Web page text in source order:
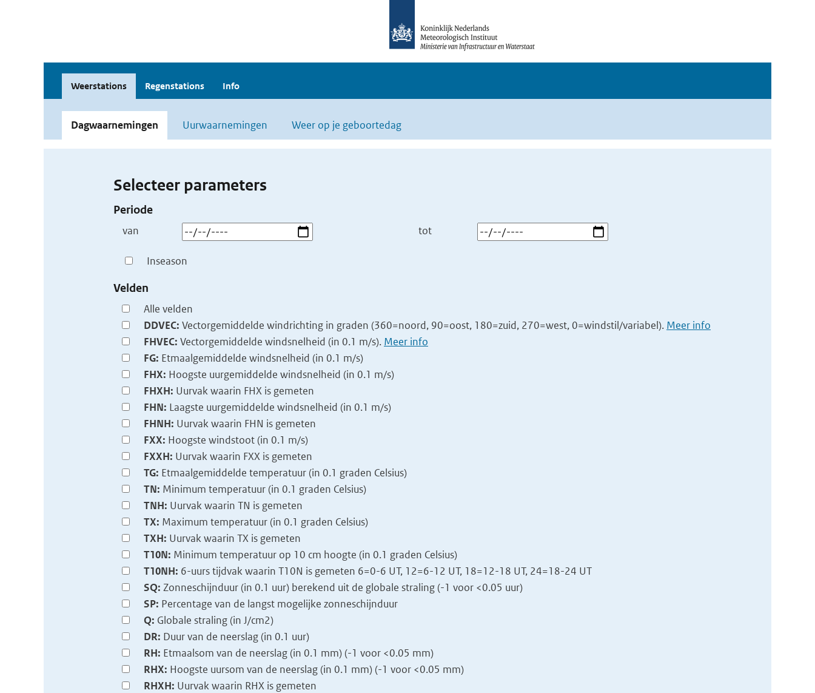
Weerstations Regenstations Info
Dagwaarnemingen Uurwaarnemingen Weer op je geboortedag
Selecteer parameters
Periode
van tot
Inseason
Velden
Alle velden
DDVEC: Vectorgemiddelde windrichting in graden (360=noord, 90=oost, 180=zuid, 270=west, 0=windstil/variabel). Meer info
FHVEC: Vectorgemiddelde windsnelheid (in 0.1 m/s). Meer info
FG: Etmaalgemiddelde windsnelheid (in 0.1 m/s)
FHX: Hoogste uurgemiddelde windsnelheid (in 0.1 m/s)
FHXH: Uurvak waarin FHX is gemeten
FHN: Laagste uurgemiddelde windsnelheid (in 0.1 m/s)
FHNH: Uurvak waarin FHN is gemeten
FXX: Hoogste windstoot (in 0.1 m/s)
FXXH: Uurvak waarin FXX is gemeten
TG: Etmaalgemiddelde temperatuur (in 0.1 graden Celsius)
TN: Minimum temperatuur (in 0.1 graden Celsius)
TNH: Uurvak waarin TN is gemeten
TX: Maximum temperatuur (in 0.1 graden Celsius)
TXH: Uurvak waarin TX is gemeten
T10N: Minimum temperatuur op 10 cm hoogte (in 0.1 graden Celsius)
T10NH: 6-uurs tijdvak waarin T10N is gemeten 6=0-6 UT, 12=6-12 UT, 18=12-18 UT, 24=18-24 UT
SQ: Zonneschijnduur (in 0.1 uur) berekend uit de globale straling (-1 voor <0.05 uur)
SP: Percentage van de langst mogelijke zonneschijnduur
Q: Globale straling (in J/cm2)
DR: Duur van de neerslag (in 0.1 uur)
RH: Etmaalsom van de neerslag (in 0.1 mm) (-1 voor <0.05 mm)
RHX: Hoogste uursom van de neerslag (in 0.1 mm) (-1 voor <0.05 mm)
RHXH: Uurvak waarin RHX is gemeten